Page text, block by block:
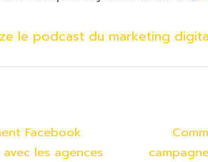
le podcast du marketing
Facebook
les agences